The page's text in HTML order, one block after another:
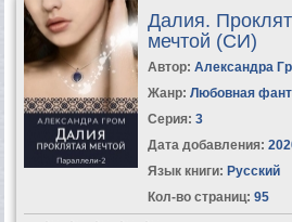
Далия.
мечтой (СИ)
Автор: Александра
Жанр: Любовная
Серия: 3
Дата добавления:
Язык книги: Русский
Кол-во страниц: 95